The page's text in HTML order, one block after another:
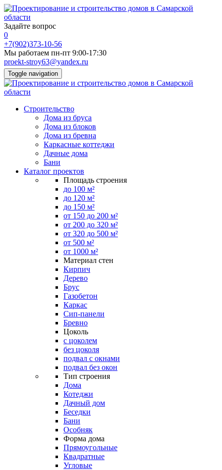
Задайте вопрос
0
+7(902)373-10-56
Мы работаем пн-пт 9:00-17:30
proekt-stroy63@yandex.ru
Toggle navigation
Строительство
Дома из бруса
Дома из блоков
Дома из бревна
Каркасные коттеджи
Дачные дома
Бани
Каталог проектов
Площадь строения
до 100 м²
до 120 м²
до 150 м²
от 150 до 200 м²
от 200 до 320 м²
от 320 до 500 м²
от 500 м²
от 1000 м²
Материал стен
Кирпич
Дерево
Брус
Газобетон
Каркас
Сип-панели
Бревно
Цоколь
с цоколем
без цоколя
подвал с окнами
подвал без окон
Тип строения
Дома
Котеджи
Дачный дом
Беседки
Бани
Особняк
Форма дома
Прямоугольные
Квадратные
Угловые